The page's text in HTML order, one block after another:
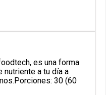
es una forma
nutriente a tu día a
30 (60